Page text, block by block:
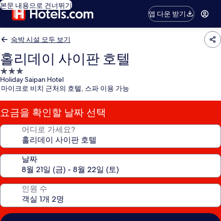
본문 내용으로 건너뛰기
앱 다운 받기
숙박 시설 모두 보기
홀리데이 사이판 호텔
3.0
성
급
숙
박
시
Holiday Saipan Hotel
마이크로 비치 근처의 호텔, 스파 이용 가능
요금을 확인할 날짜 선택
어디로 가세요?
날짜
인원 수